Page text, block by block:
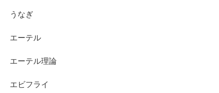
うなぎ
エーテル
エーテル理論
エビフライ